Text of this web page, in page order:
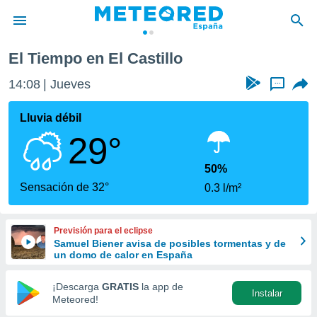
de
por
se
calidad.
a este
las
y
forma
digital
basada
El Tiempo en El Castillo
14:08 Jueves ...
Lluvia débil
29°
Sensación de 32°
50%
0.3 l/m²
Previsión para el eclipse
Samuel Biener avisa de posibles tormentas y de
un domo de calor en España
¡Descarga GRATIS la app de
Meteored!
Instalar